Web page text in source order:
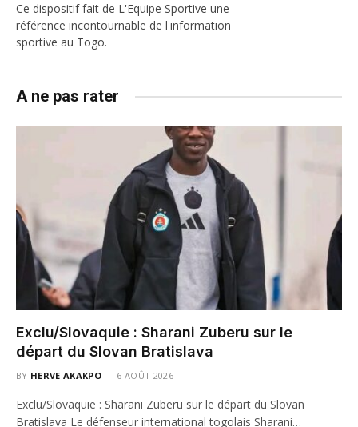
Ce dispositif fait de L'Equipe Sportive une
référence incontournable de l'information
sportive au Togo.
A ne pas rater
Exclu/Slovaquie : Sharani Zuberu sur le
départ du Slovan Bratislava
BY HERVE AKAKPO 6 AOÛT 2026
Exclu/Slovaquie : Sharani Zuberu sur le départ du Slovan
Bratislava Le défenseur international togolais Sharani…